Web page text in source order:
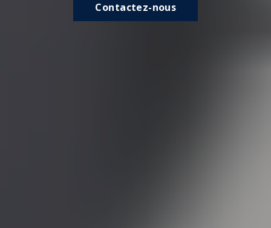
Contactez-nous